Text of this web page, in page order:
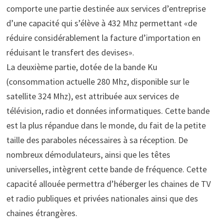
comporte une partie destinée aux services d’entreprise
d’une capacité qui s’élève à 432 Mhz permettant «de
réduire considérablement la facture d’importation en
réduisant le transfert des devises».
La deuxième partie, dotée de la bande Ku
(consommation actuelle 280 Mhz, disponible sur le
satellite 324 Mhz), est attribuée aux services de
télévision, radio et données informatiques. Cette bande
est la plus répandue dans le monde, du fait de la petite
taille des paraboles nécessaires à sa réception. De
nombreux démodulateurs, ainsi que les têtes
universelles, intègrent cette bande de fréquence. Cette
capacité allouée permettra d’héberger les chaines de TV
et radio publiques et privées nationales ainsi que des
chaines étrangères.